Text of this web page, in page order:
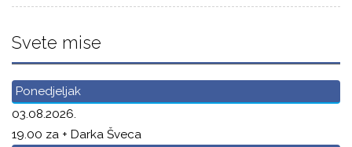
Svete mise
Ponedjeljak
03.08.2026.
19.00 za + Darka Šveca